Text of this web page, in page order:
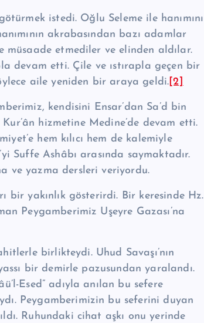
istedi. Oğlu Seleme ile hanımını
akrabasından bazı adamlar
müsaade etmediler ve elinden aldılar.
devam etti. Çile ve ıstırapla geçen bir
aile yeniden bir araya geldi. [2]
ken­disini Ensar’dan Sa’d bin
hizmetine Medine’de devam etti.
hem kılıcı hem de kalemiyle
Suffe Ashâbı arasında saymaktadır.
ve yazma dersleri veriyordu.
bir yakınlık gösterirdi. Bir keresinde Hz.
Peygamberimiz Uşeyre Gazası’na
birlik­teydi. Uhud Savaşı’nın
bir demirle pazusundan yaralandı.
Esed” adıyla anılan bu sefere
Peygamberimizin bu seferini duyan
Ru­hundaki cihat aşkı onu yerinde